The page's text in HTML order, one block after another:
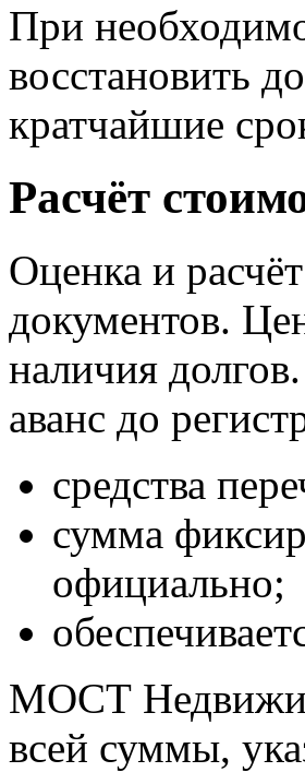
При
восстановить
кратчайшие
Расчёт
Оценка и
документов.
наличия
аванс до
средства
сумма
официально;
МОСТ
всей суммы,